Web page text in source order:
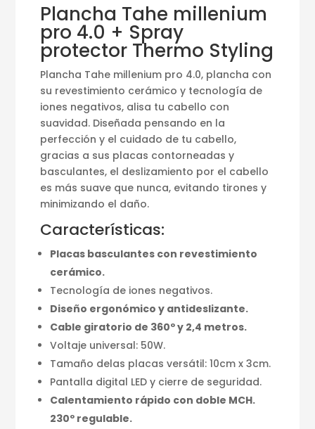
Plancha Tahe millenium
pro 4.0 + Spray
protector Thermo Styling
Plancha Tahe millenium pro 4.0, plancha con
su revestimiento cerámico y tecnología de
iones negativos, alisa tu cabello con
suavidad. Diseñada pensando en la
perfección y el cuidado de tu cabello,
gracias a sus placas contorneadas y
basculantes, el deslizamiento por el cabello
es más suave que nunca, evitando tirones y
minimizando el daño.
Características:
Placas basculantes con revestimiento
cerámico.
Tecnología de iones negativos.
Diseño ergonómico y antideslizante.
Cable giratorio de 360º y 2,4 metros.
Voltaje universal: 50W.
Tamaño delas placas versátil: 10cm x 3cm.
Pantalla digital LED y cierre de seguridad.
Calentamiento rápido con doble MCH.
230º regulable.